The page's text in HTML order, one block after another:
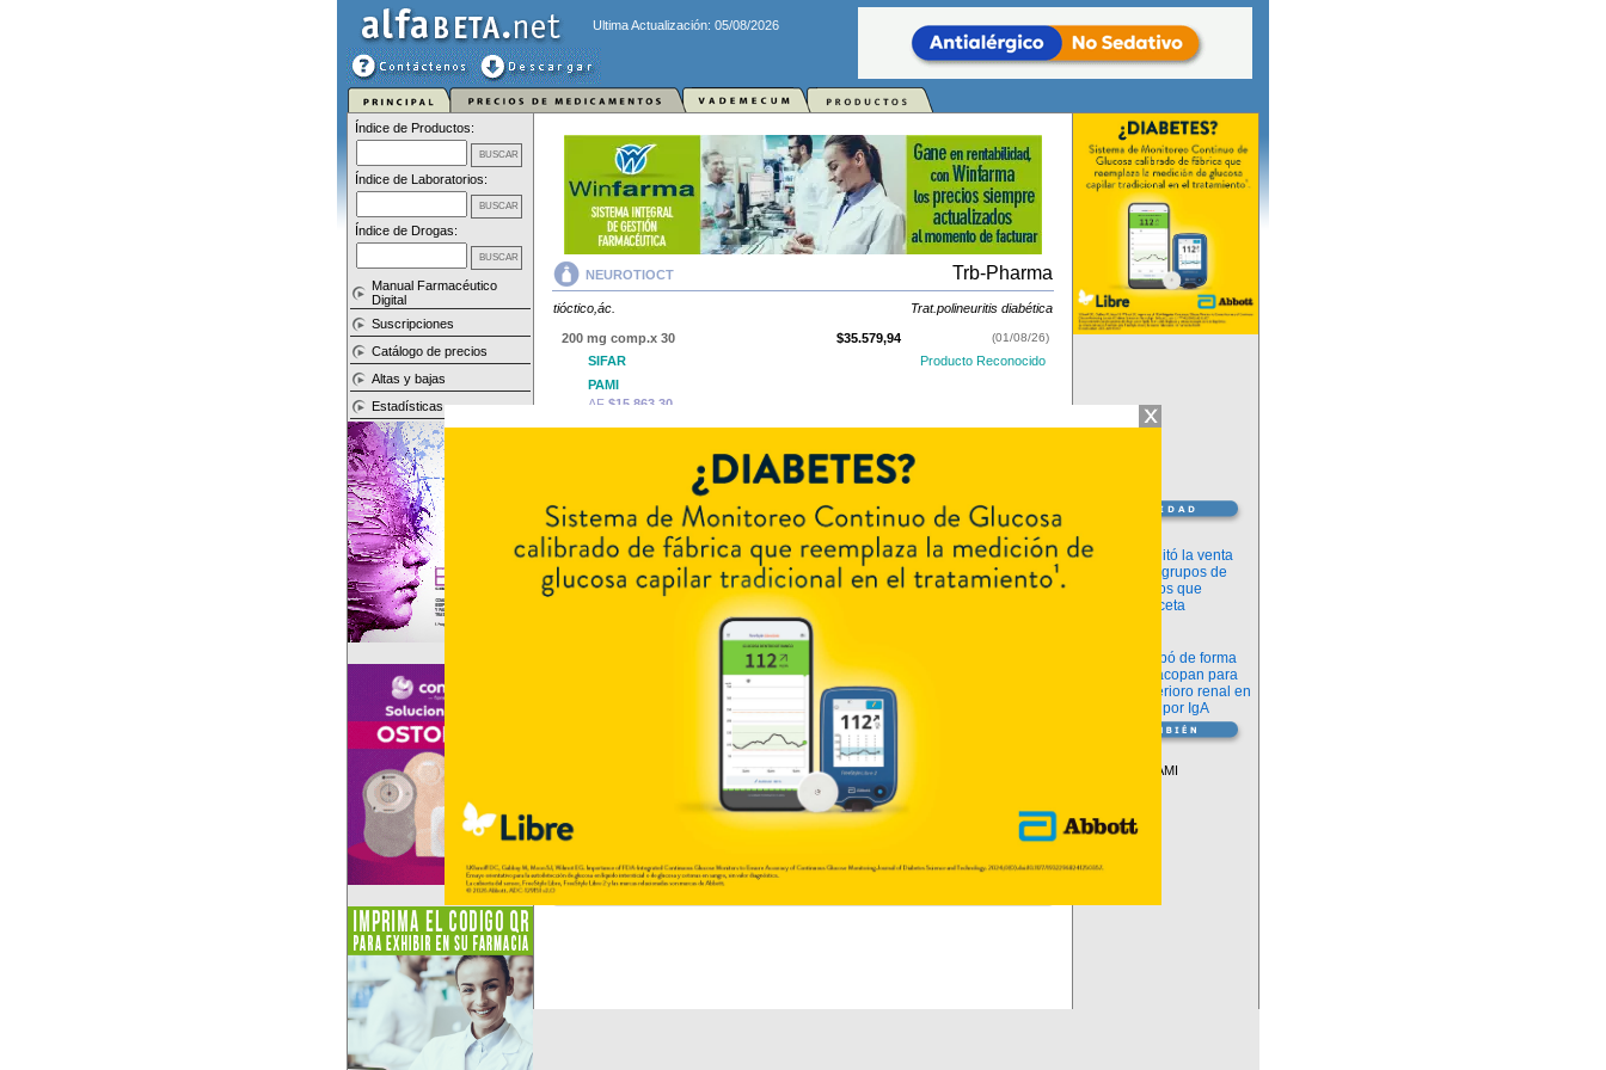
Ultima Actualización: 05/08/2026
Índice de Productos:
Índice de Laboratorios:
Índice de Drogas:
Manual Farmacéutico
Digital
Suscripciones
Catálogo de precios
Altas y bajas
Estadísticas
NEUROTIOCT Trb-Pharma
tióctico,ác. Trat.polineuritis diabética
200 mg comp.x 30 $35.579,94 (01/08/26)
SIFAR
Producto Reconocido
PAMI
AF $15.863,30
IOMA
Cobertura Monto Fijo
$45.400,00
PAMI
AF$21.848,38
Cobertura Monto Fijo
OS$20.470,68AF$24.929,32
contienetióctico,ác.y se indica como
. Es producido por Trb-Pharmay cuenta con 2 presentaciones
disponibles.
Algunas presentaciones cuentan con cobertura PAMI.
Explorar más
Otros productos de
Información
ANMAT habilitó la venta
libre de diez grupos de
medicamentos que
requerían receta
La FDA aprobó de forma
definitiva iptacopan para
frenar el deterioro renal en
la nefropatía por IgA
Descuentos PAMI